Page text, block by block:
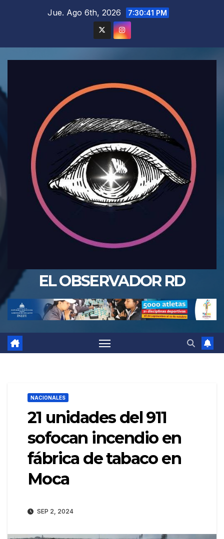
Jue. Ago 6th, 2026 7:30:42 PM
EL OBSERVADOR RD
NACIONALES
21 unidades del 911
sofocan incendio en
fábrica de tabaco en
Moca
SEP 2, 2024